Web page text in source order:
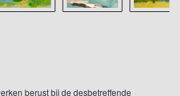
berust bij de desbetreffende